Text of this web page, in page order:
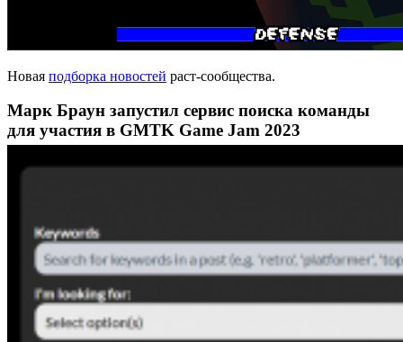
Новая подборка новостей раст-сообщества.
Марк Браун запустил сервис поиска команды
для участия в GMTK Game Jam 2023